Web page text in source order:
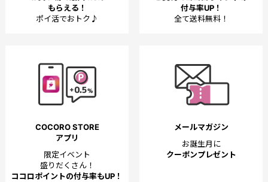
もらえる！
ポイ活でおトク♪
付与率UP！
全て送料無料！
COCORO STORE
アプリ
限定イベント
盛りだくさん！
ココロポイントの付与率もUP！
メールマガジン
お誕生月に
クーポンプレゼント